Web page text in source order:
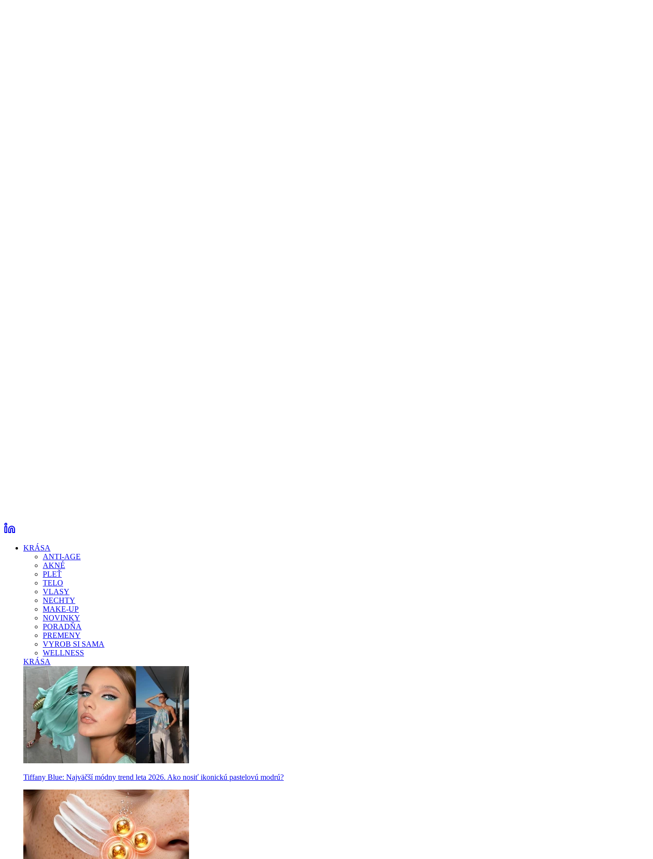
KRÁSA
ANTI-AGE
AKNÉ
PLEŤ
TELO
VLASY
NECHTY
MAKE-UP
NOVINKY
PORADŇA
PREMENY
VYROB SI SAMA
WELLNESS
KRÁSA
Tiffany Blue: Najväčší módny trend leta 2026. Ako nosiť ikonickú pastelovú modrú?